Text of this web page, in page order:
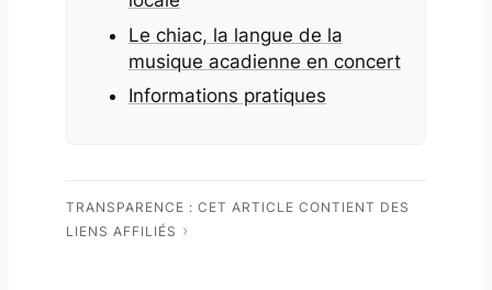
Le chiac, la langue de la
musique acadienne en concert
Informations pratiques
TRANSPARENCE : CET ARTICLE CONTIENT DES
LIENS AFFILIÉS